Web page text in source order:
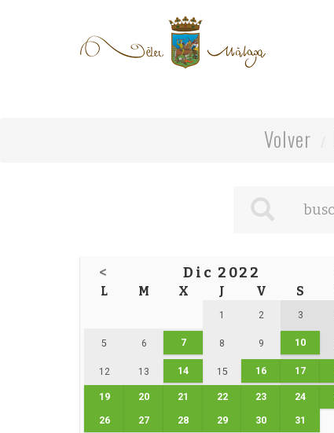
Volver
< Dic 2022
L M X J V S
1 2 3
5 6 7 8 9 10
12 13 14 15 16 17
19 20 21 22 23 24
26 27 28 29 30 31